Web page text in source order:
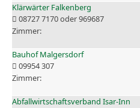
Klärwärter Falkenberg
08727 7170 oder 969687
Bauhof Malgersdorf
09954 307
Abfallwirtschaftsverband Isar-Inn